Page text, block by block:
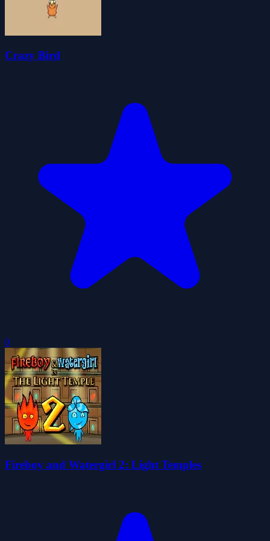
Crazy Bird
0
Fireboy and Watergirl 2: Light Temples